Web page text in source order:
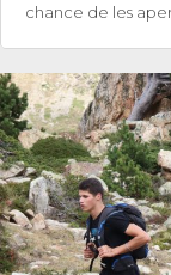
chance de les